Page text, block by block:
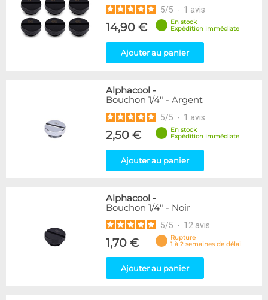
Appliquer
5/5 - 1 avis
14,90 €
En stock
Expédition immédiate
Ajouter au panier
Alphacool -
Bouchon 1/4" - Argent
5/5 - 1 avis
2,50 €
En stock
Expédition immédiate
Ajouter au panier
Alphacool -
Bouchon 1/4" - Noir
5/5 - 12 avis
1,70 €
Rupture
1 à 2 semaines de délai
Ajouter au panier